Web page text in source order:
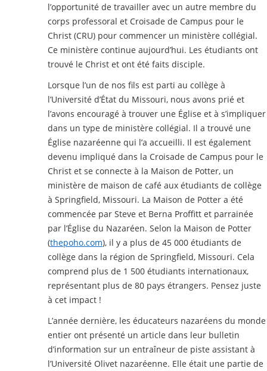
l’opportunité de travailler avec un autre membre du
corps professoral et Croisade de Campus pour le
Christ (CRU) pour commencer un ministère collégial.
Ce ministère continue aujourd’hui. Les étudiants ont
trouvé le Christ et ont été faits disciple.
Lorsque l’un de nos fils est parti au collège à
l’Université d’État du Missouri, nous avons prié et
l’avons encouragé à trouver une Église et à s’impliquer
dans un type de ministère collégial. Il a trouvé une
Église nazaréenne qui l’a accueilli. Il est également
devenu impliqué dans la Croisade de Campus pour le
Christ et se connecte à la Maison de Potter, un
ministère de maison de café aux étudiants de collège
à Springfield, Missouri. La Maison de Potter a été
commencée par Steve et Berna Proffitt et parrainée
par l’Église du Nazaréen. Selon la Maison de Potter
(thepoho.com), il y a plus de 45 000 étudiants de
collège dans la région de Springfield, Missouri. Cela
comprend plus de 1 500 étudiants internationaux,
représentant plus de 80 pays étrangers. Pensez juste
à cet impact !
L’année dernière, les éducateurs nazaréens du monde
entier ont présenté un article dans leur bulletin
d’information sur un entraîneur de piste assistant à
l’Université Olivet nazaréenne. Elle était une partie de